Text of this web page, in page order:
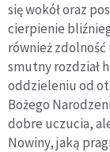
się wokół oraz
cierpienie
również zdolność
smutny rozdział
oddzieleniu od
Bożego
dobre uczucia,
Nowiny, jaką